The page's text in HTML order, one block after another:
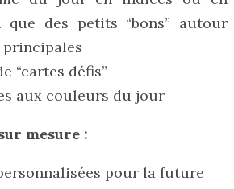
que des petits “bons” autour
“cartes défis”
aux couleurs du jour
mesure :
pour la future